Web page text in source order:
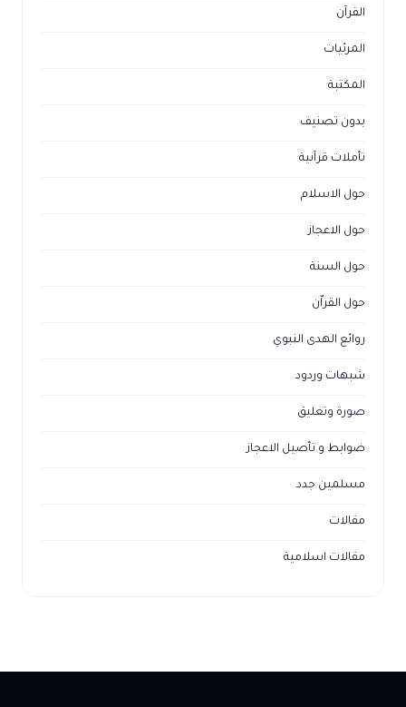
القرآن
المرئيات
المكتبة
بدون تصنيف
تأملات قرآنية
حول الاسلام
حول الاعجاز
حول السنة
حول القراّن
روائع الهدى النبوي
شبهات وردود
صورة وتعليق
ضوابط و تأصيل الاعجاز
مسلمين جدد
مقالات
مقالات اسلامية